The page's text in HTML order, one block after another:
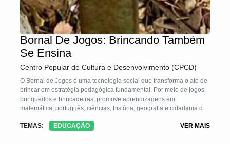
Bornal De Jogos: Brincando Também
Se Ensina
Centro Popular de Cultura e Desenvolvimento (CPCD)
O Bornal de Jogos é uma tecnologia social que transforma o ato de
brincar em estratégia pedagógica fundamental. Por meio de jogos,
brinquedos e brincadeiras, promove aprendizagens em
matemática, português, ciências, história, geografia e cidadania de
com materiais simples e recicláveis, que reúne dezenas de jogos
TEMAS: EDUCAÇÃO VER MAIS